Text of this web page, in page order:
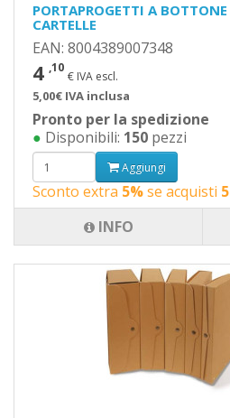
PORTAPROGETTI A
CARTELLE
EAN: 8004389007348
4 ,10
€ IVA escl.
5,00€ IVA inclusa
Pronto per la spedizione
● Disponibili: 150 pezzi
Aggiungi
Sconto extra 5%se acquisti
INFO